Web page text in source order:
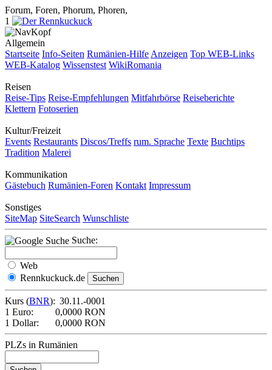
Forum, Foren, Phorum, Phoren,
1
Allgemein
Startseite Info-Seiten Rumänien-Hilfe Anzeigen Top WEB-Links
WEB-Katalog Wissenstest WikiRomania
Reisen
Reise-Tips Reise-Empfehlungen Mitfahrbörse Reiseberichte
Klettern Fotoserien
Kultur/Freizeit
Events Restaurants Discos/Treffs rum. Sprache Texte Buchtips
Tradition Malerei
Kommunikation
Gästebuch Rumänien-Foren Kontakt Impressum
Sonstiges
SiteMap SiteSearch Wunschliste
Suche:
Web
Rennkuckuck.de
Kurs (BNR): 30.11.-0001
1 Euro:
0,0000 RON
1 Dollar:
0,0000 RON
PLZs in Rumänien